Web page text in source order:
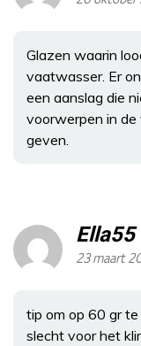
Glazen waarin
vaatwasser. Er
een aanslag die
voorwerpen in
geven.
Ella55
23 maart
tip om op 60 gr
slecht voor het